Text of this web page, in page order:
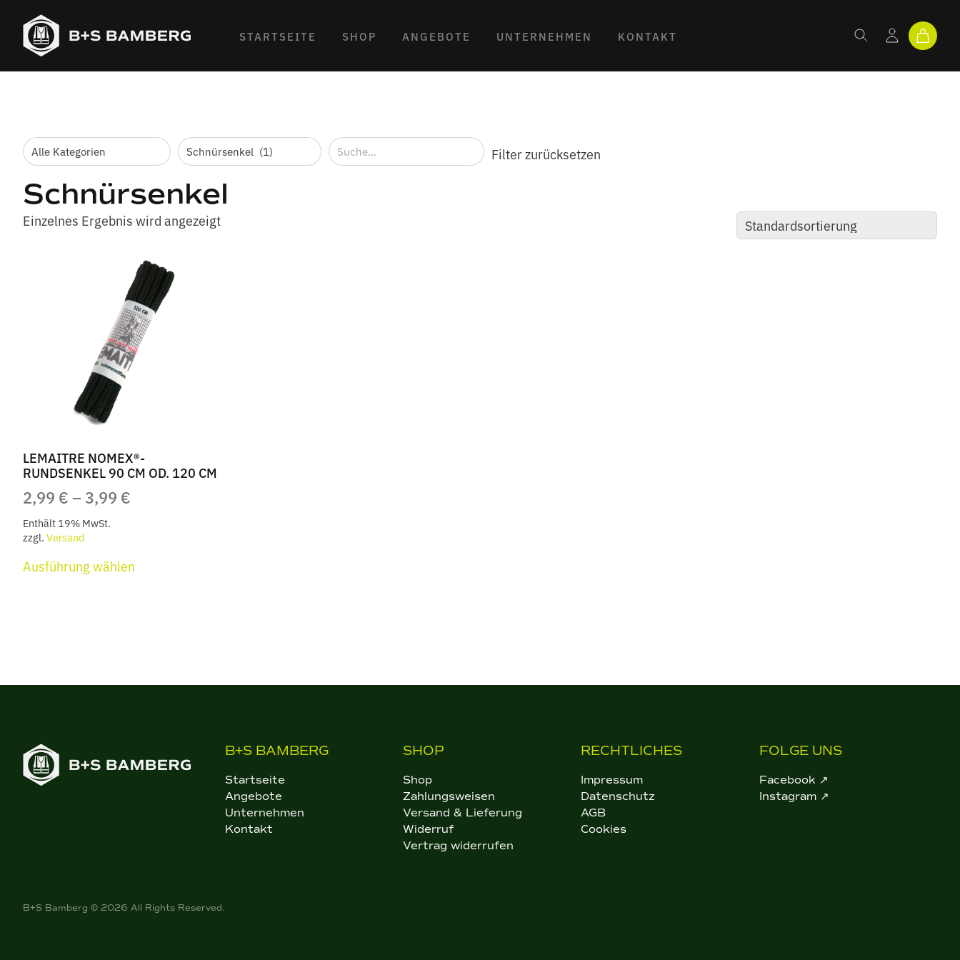
STARTSEITE SHOP ANGEBOTE UNTERNEHMEN KONTAKT
Schnürsenkel
Einzelnes Ergebnis wird angezeigt
LEMAITRE NOMEX®-
RUNDSENKEL 90 CM OD. 120 CM
2,99 €– 3,99 €
3,99 €
Enthält 19% MwSt.
zzgl.Versand
Ausführung wählen
gewählt
B+S BAMBERG
Startseite
Angebote
Unternehmen
Kontakt
SHOP
Shop
Zahlungsweisen
Versand & Lieferung
Widerruf
Vertrag widerrufen
RECHTLICHES
Impressum
Datenschutz
AGB
Cookies
FOLGE UNS
Facebook ↗
Instagram ↗
B+S Bamberg © 2026 All Rights Reserved.